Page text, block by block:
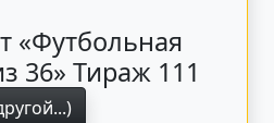
«Футбольная
36» Тираж 111